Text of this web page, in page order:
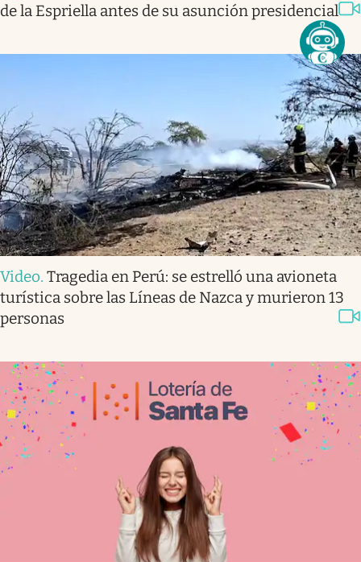
de la Espriella antes de su asunción presidencial
Video. Tragedia en Perú: se estrelló una avioneta
turística sobre las Líneas de Nazca y murieron 13
personas